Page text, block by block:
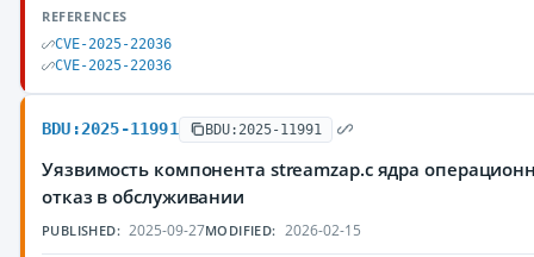
REFERENCES
CVE-2025-22036
CVE-2025-22036
BDU:2025-11991 BDU:2025-11991
Уязвимость компонента streamzap.c ядра
отказ в обслуживании
PUBLISHED: 2025-09-27MODIFIED: 2026-02-15